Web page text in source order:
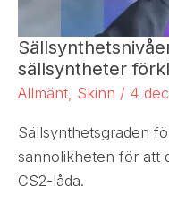
sällsyntheter
Allmänt Skinn / 4
Sällsynthetsgraden
sannolikheten för att
CS2-låda.